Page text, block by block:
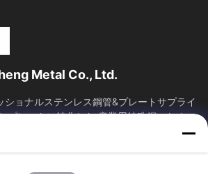
Metal Co., Ltd.
ショナルステンレス鋼管&プレートサプライ
プレートに特化した 産業用特殊鋼のための
ョンを提供します.
ナジー